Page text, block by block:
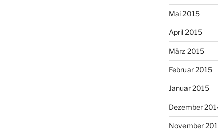
Mai 2015
April 2015
März 2015
Februar 2015
Januar 2015
Dezember
November